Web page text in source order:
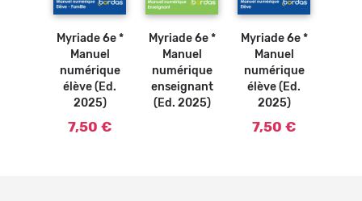
Myriade 6e *
Manuel
numérique
élève (Ed.
2025)
7,50 €
Myriade 6e *
Manuel
numérique
enseignant
(Ed. 2025)
Myriade 6e *
Manuel
numérique
élève (Ed.
2025)
7,50 €